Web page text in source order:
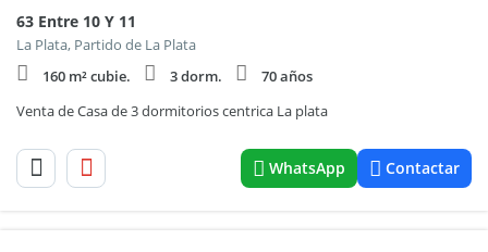
63 Entre 10 Y 11
La Plata, Partido de La Plata
160 m² cubie.
3 dorm.
70 años
Venta de Casa de 3 dormitorios centrica La plata
WhatsApp Contactar